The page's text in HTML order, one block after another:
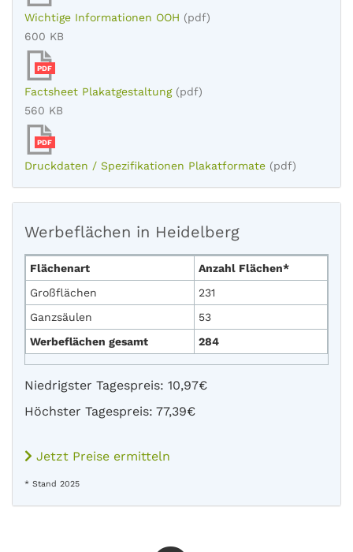
Wichtige Informationen OOH (pdf)
600 KB
PDF
Factsheet Plakatgestaltung (pdf)
560 KB
PDF
Druckdaten / Spezifikationen Plakatformate (pdf)
Werbeflächen in Heidelberg
Flächenart
Anzahl Flächen*
Großflächen
231
Ganzsäulen
53
Werbeflächen gesamt
284
Niedrigster Tagespreis: 10,97€
Höchster Tagespreis: 77,39€
Jetzt Preise ermitteln
* Stand 2025